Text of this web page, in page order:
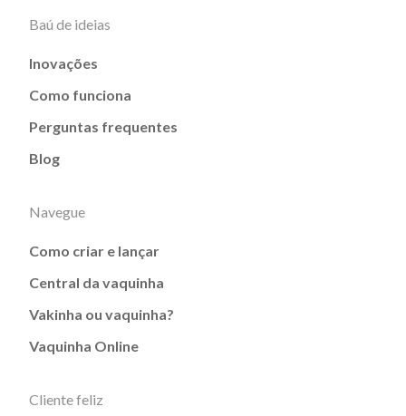
Baú de ideias
Inovações
Como funciona
Perguntas frequentes
Blog
Navegue
Como criar e lançar
Central da vaquinha
Vakinha ou vaquinha?
Vaquinha Online
Cliente feliz